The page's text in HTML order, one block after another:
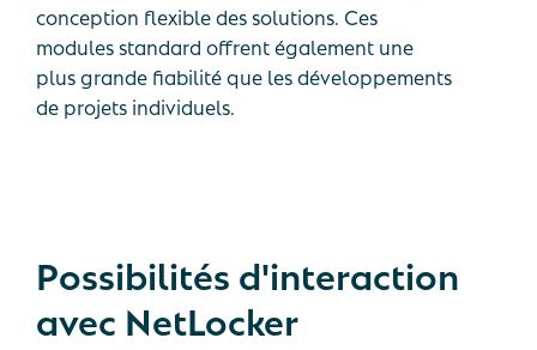
conception flexible des solutions. Ces
modules standard offrent également une
plus grande fiabilité que les développements
de projets individuels.
Possibilités d'interaction
avec NetLocker